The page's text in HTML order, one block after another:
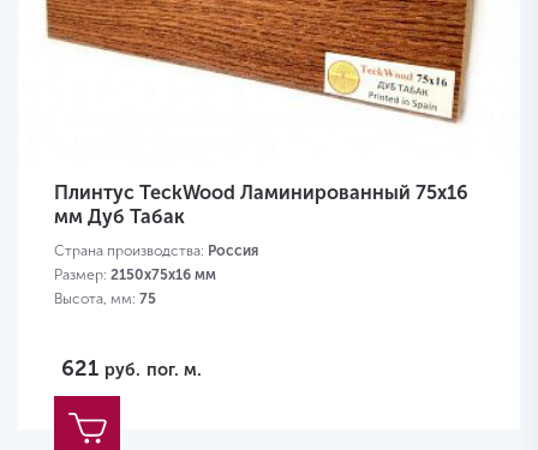
Плинтус TeckWood Ламинированный 75х16
мм Дуб Табак
Страна производства: Россия
Размер: 2150х75х16 мм
Высота, мм: 75
621 руб. пог. м.